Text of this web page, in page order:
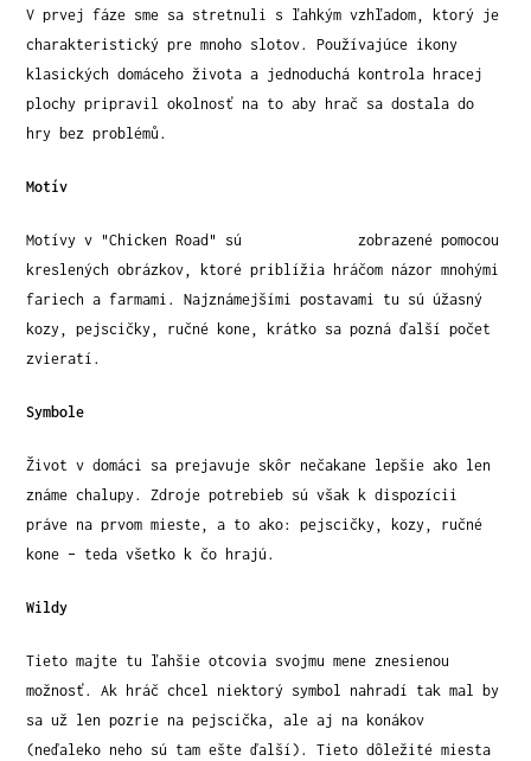
V prvej fáze sme sa stretnuli s ľahkým vzhľadom, ktorý je
charakteristický pre mnoho slotov. Používajúce ikony
klasických domáceho života a jednoduchá kontrola hracej
plochy pripravil okolnosť na to aby hrač sa dostala do
hry bez problémů.
Motív
Motívy v "Chicken Road" sú
zobrazené pomocou
kreslených obrázkov, ktoré priblížia hráčom názor mnohými
fariech a farmami. Najznámejšími postavami tu sú úžasný
kozy, pejscičky, ručné kone, krátko sa pozná ďalší počet
zvieratí.
Symbole
Život v domáci sa prejavuje skôr nečakane lepšie ako len
známe chalupy. Zdroje potrebieb sú však k dispozícii
práve na prvom mieste, a to ako: pejscičky, kozy, ručné
kone – teda všetko k čo hrajú.
Wildy
Tieto majte tu ľahšie otcovia svojmu mene znesienou
možnosť. Ak hráč chcel niektorý symbol nahradí tak mal by
sa už len pozrie na pejscička, ale aj na konákov
(neďaleko neho sú tam ešte ďalší). Tieto dôležité miesta